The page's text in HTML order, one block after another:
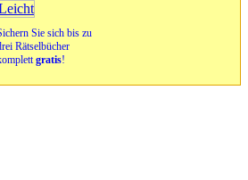
Sie sich bis zu
Rätselbücher
gratis!